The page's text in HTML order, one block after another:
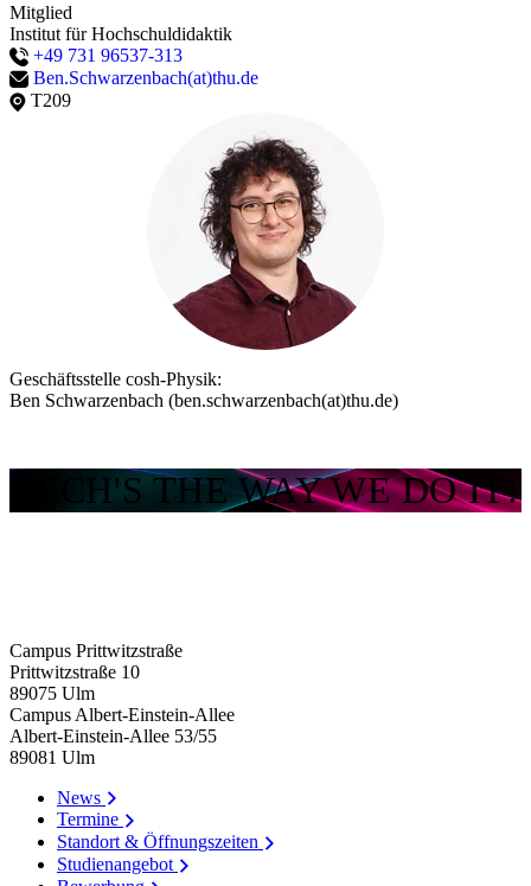
Mitglied
Institut für Hochschuldidaktik
+49 731 96537-313
Ben.Schwarzenbach(at)thu.de
T209
Geschäftsstelle cosh-Physik:
Ben Schwarzenbach (ben.schwarzenbach(at)thu.de)
TECH'S THE WAY WE DO IT!
Campus Prittwitzstraße
Prittwitzstraße 10
89075 Ulm
Campus Albert-Einstein-Allee
Albert-Einstein-Allee 53/​55
89081 Ulm
News
Termine
Standort & Öffnungszeiten
Studienangebot